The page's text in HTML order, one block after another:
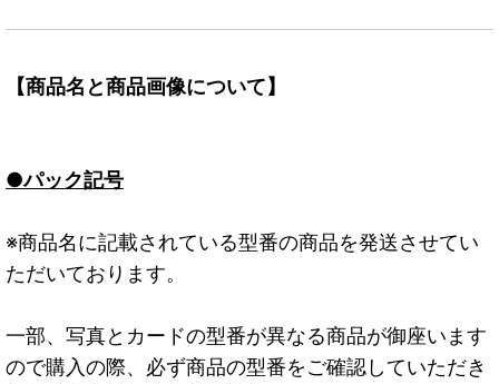
【商品名と商品画像について】
●パック記号
※商品名に記載されている型番の商品を発送させてい
ただいております。
一部、写真とカードの型番が異なる商品が御座います
ので購入の際、必ず商品の型番をご確認していただき